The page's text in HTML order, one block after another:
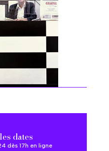
dates
dès 17h en ligne